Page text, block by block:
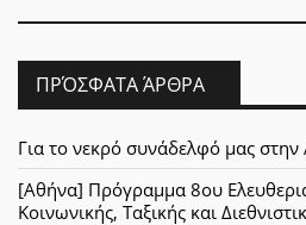
ΠΡΌΣΦΑΤΑ ΆΡΘΡΑ
Για το νεκρό συνάδελφό μας
[Αθήνα] Πρόγραμμα 8ου
Κοινωνικής, Ταξικής και